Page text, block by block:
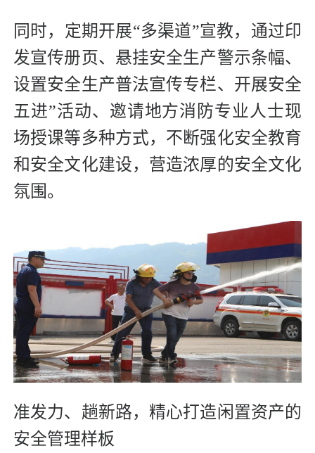
同时，定期开展“多渠道”宣教，通过印
发宣传册页、悬挂安全生产警示条幅、
设置安全生产普法宣传专栏、开展安全
五进”活动、邀请地方消防专业人士现
场授课等多种方式，不断强化安全教育
和安全文化建设，营造浓厚的安全文化
氛围。
准发力、趟新路，精心打造闲置资产的
安全管理样板